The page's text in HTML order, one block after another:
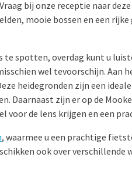
bij onze receptie naar
mooie bossen en een rijke
te spotten, overdag kunt u
wel tevoorschijn. Aan
heidegronden zijn een
Daarnaast zijn er op de
voor de lens krijgen en een
, waarmee u een prachtige
ook over verschillende